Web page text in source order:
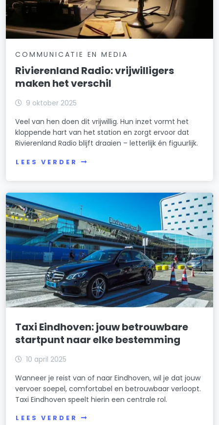
COMMUNICATIE EN MEDIA
Rivierenland Radio: vrijwilligers
maken het verschil
9 oktober 2025
Veel van hen doen dit vrijwillig. Hun inzet vormt het
kloppende hart van het station en zorgt ervoor dat
Rivierenland Radio blijft draaien – letterlijk én figuurlijk.
LEES VERDER
Taxi Eindhoven: jouw betrouwbare
startpunt naar elke bestemming
10 april 2025
Wanneer je reist van of naar Eindhoven, wil je dat jouw
vervoer soepel, comfortabel en betrouwbaar verloopt.
Taxi Eindhoven speelt hierin een centrale rol.
LEES VERDER